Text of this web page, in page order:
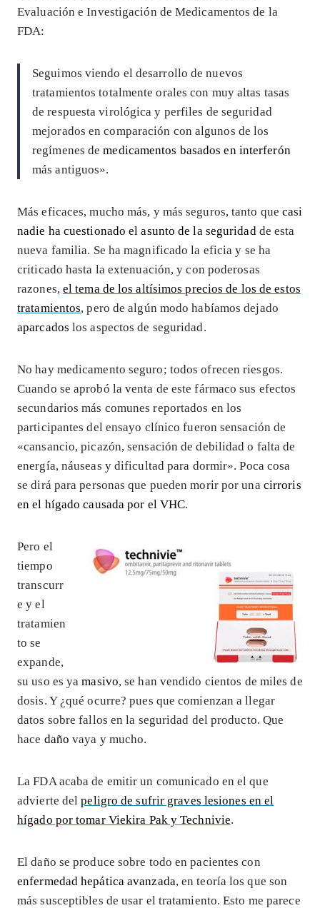
Evaluación e Investigación de Medicamentos de la
FDA:
Seguimos viendo el desarrollo de nuevos
tratamientos totalmente orales con muy altas tasas
de respuesta virológica y perfiles de seguridad
mejorados en comparación con algunos de los
regímenes demedicamentos basados en interferón
más antiguos».
Más eficaces, mucho más, y más seguros, tanto quecasi
nadie ha cuestionado el asunto de la seguridad de esta
nueva familia. Se ha magnificado la eficia y se ha
criticado hasta la extenuación, y con poderosas
razones, el tema de los altísimos precios de los de estos
tratamientos, pero de algún modo habíamos dejado
aparcados los aspectos de seguridad.
No hay medicamento seguro; todos ofrecen riesgos.
Cuando se aprobó la venta de este fármaco sus efectos
secundarios más comunes reportados en los
participantes del ensayo clínico fueron sensación de
«cansancio, picazón, sensación de debilidad o falta de
energía, náuseas y dificultad para dormir». Poca cosa
se dirá para personas que pueden morir por una cirroris
en el hígado causada por el VHC.
Pero el
tiempo
transcurr
e y el
tratamien
to se
expande,
su uso es yamasivo, se han vendido cientos de miles de
dosis. Y ¿qué ocurre? pues que comienzan a llegar
datos sobre fallos en la seguridad del producto. Que
hace daño vaya y mucho.
La FDA acaba de emitir un comunicado en el que
advierte delpeligro de sufrir graves lesiones en el
hígado por tomar Viekira Pak y Technivie.
El daño se produce sobre todo en pacientes con
enfermedad hepática avanzada, en teoría los que son
más susceptibles de usar el tratamiento. Esto me parece